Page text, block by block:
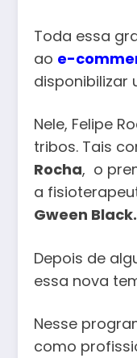
Toda essa
ao e-
disponibilizar
Nele, Felipe
tribos. Tais
Rocha, o
a
Gween Black.
Depois de
essa nova
Nesse
como